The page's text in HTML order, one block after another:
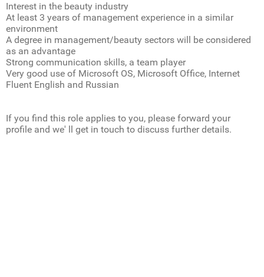
Interest in the beauty industry
At least 3 years of management experience in a similar
environment
A degree in management/beauty sectors will be considered
as an advantage
Strong communication skills, a team player
Very good use of Microsoft OS, Microsoft Office, Internet
Fluent English and Russian
If you find this role applies to you, please forward your
profile and we' ll get in touch to discuss further details.